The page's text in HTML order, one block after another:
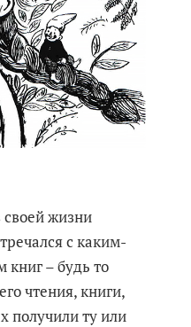
жизни
с каким-
книг – будь то
чтения, книги,
получили ту или